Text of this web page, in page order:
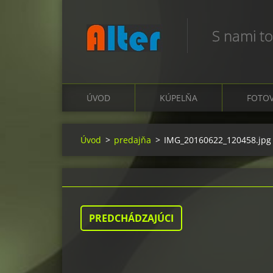
S nami
ÚVOD KÚPELŇA
Úvod > predajňa > IMG_20160622_120458.jpg
PREDCHÁDZAJÚCI